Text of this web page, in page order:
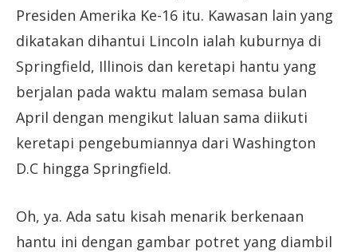
Presiden Amerika Ke-16 itu. Kawasan lain yang
dikatakan dihantui Lincoln ialah kuburnya di
Springfield, Illinois dan keretapi hantu yang
berjalan pada waktu malam semasa bulan
April dengan mengikut laluan sama diikuti
keretapi pengebumiannya dari Washington
D.C hingga Springfield.
Oh, ya. Ada satu kisah menarik berkenaan
hantu ini dengan gambar potret yang diambil